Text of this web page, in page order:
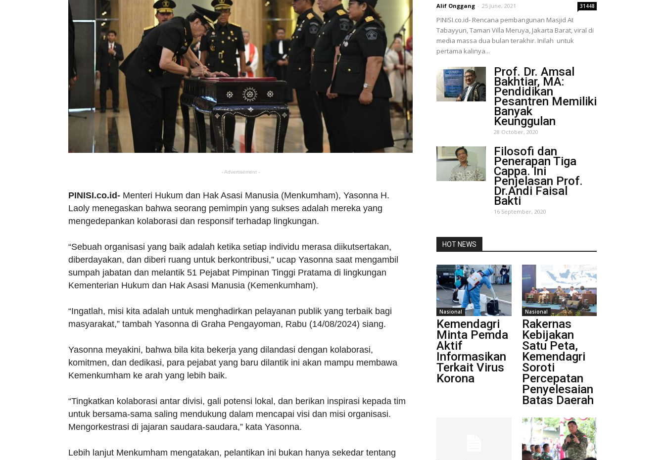
- Advertisement -
PINISI.co.id- Menteri Hukum dan Hak Asasi Manusia (Menkumham), Yasonna H.
Laoly menegaskan bahwa seorang pemimpin yang sukses adalah mereka yang
mengedepankan kolaborasi dan responsif terhadap lingkungan.
“Sebuah organisasi yang baik adalah ketika setiap individu merasa diikutsertakan,
diberdayakan, dan diberi ruang untuk berkontribusi,” ucap Yasonna saat mengambil
sumpah jabatan dan melantik 51 Pejabat Pimpinan Tinggi Pratama di lingkungan
Kementerian Hukum dan Hak Asasi Manusia (Kemenkumham).
“Ingatlah, misi kita adalah untuk menghadirkan pelayanan publik yang terbaik bagi
masyarakat,” tambah Yasonna di Graha Pengayoman, Rabu (14/08/2024) siang.
Yasonna meyakini, bahwa bila kita bekerja yang dilandasi dengan kolaborasi,
komitmen, dan dedikasi, para pejabat yang baru dilantik ini akan mampu membawa
Kemenkumham ke arah yang lebih baik.
“Tingkatkan kolaborasi antar divisi, gali potensi lokal, dan berikan inspirasi kepada tim
untuk bersama-sama saling mendukung dalam mencapai visi dan misi organisasi.
Mengorkestrasi di jajaran saudara-saudara,” kata Yasonna.
Lebih lanjut Menkumham mengatakan, pelantikan ini bukan hanya sekedar tentang
Alif Onggang - 25 June, 2021 31448
PINISI.co.id- Rencana pembangunan Masjid At
Tabayyun, Taman Villa Meruya, Jakarta Barat, viral di
media massa dua bulan terakhir. Inilah untuk
pertama kalinya...
Prof. Dr. Amsal
Bakhtiar, MA:
Pendidikan
Pesantren Memiliki
Banyak
Keunggulan
28 October, 2020
Filosofi dan
Penerapan Tiga
Cappa. Ini
Penjelasan Prof.
Dr.Andi Faisal
Bakti
16 September, 2020
HOT NEWS
Nasional
Kemendagri
Minta Pemda
Aktif
Informasikan
Terkait Virus
Korona
Nasional
Rakernas
Kebijakan
Satu Peta,
Kemendagri
Soroti
Percepatan
Penyelesaian
Batas Daerah